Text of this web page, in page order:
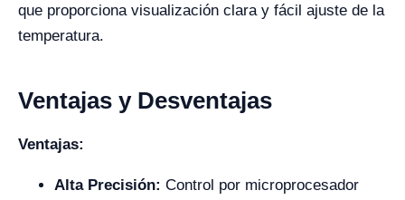
que proporciona visualización clara y fácil ajuste de la
temperatura.
Ventajas y Desventajas
Ventajas:
Alta Precisión: Control por microprocesador